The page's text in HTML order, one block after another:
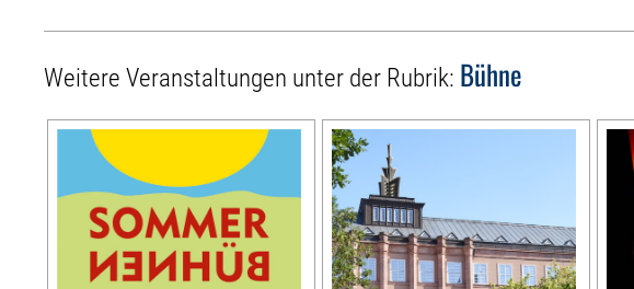
Weitere Veranstaltungen unter der Rubrik: Bühne